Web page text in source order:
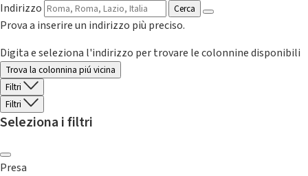
Indirizzo
Cerca
Prova a inserire un indirizzo più preciso.
Digita e seleziona l'indirizzo per trovare le colonnine disponibili
Trova la colonnina piú vicina
Filtri
Filtri
Seleziona i filtri
Presa